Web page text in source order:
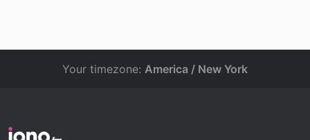
Your timezone: America / New York